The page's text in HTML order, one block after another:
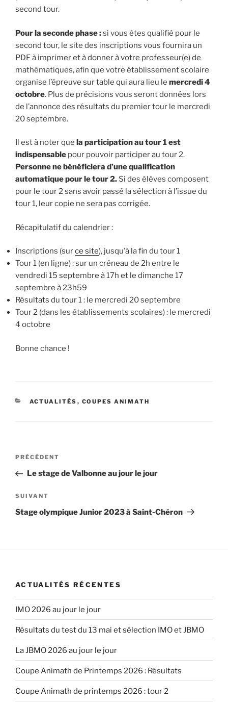
second tour.
Pour la seconde phase :si vous êtes qualifié pour le
second tour, le site des inscriptions vous fournira un
PDF à imprimer et à donner à votre professeur(e) de
mathématiques, afin que votre établissement scolaire
organise l’épreuve sur table qui aura lieu le mercredi 4
octobre. Plus de précisions vous seront données lors
de l’annonce des résultats du premier tour le mercredi
20 septembre.
Il est à noter que la participation au tour 1 est
indispensable pour pouvoir participer au tour 2.
Personne ne bénéficiera d’une qualification
automatique pour le tour 2. Si des élèves composent
pour le tour 2 sans avoir passé la sélection à l’issue du
tour 1, leur copie ne sera pas corrigée.
Récapitulatif du calendrier :
Inscriptions (surce site), jusqu’à la fin du tour 1
Tour 1 (en ligne) : sur un créneau de 2h entre le
vendredi 15 septembre à 17h et le dimanche 17
septembre à 23h59
Résultats du tour 1 : le mercredi 20 septembre
Tour 2 (dans les établissements scolaires) : le mercredi
4 octobre
Bonne chance !
CATÉGORIES
ACTUALITÉS , COUPES ANIMATH
Navigation
l’article
Article
précédent
PRÉCÉDENT
Le stage de Valbonne au jour le jour
Article
suivant
SUIVANT
Stage olympique Junior 2023 à Saint-Chéron
ACTUALITÉS RÉCENTES
IMO 2026 au jour le jour
Résultats du test du 13 mai et sélection IMO et JBMO
La JBMO 2026 au jour le jour
Coupe Animath de Printemps 2026 : Résultats
Coupe Animath de printemps 2026 : tour 2